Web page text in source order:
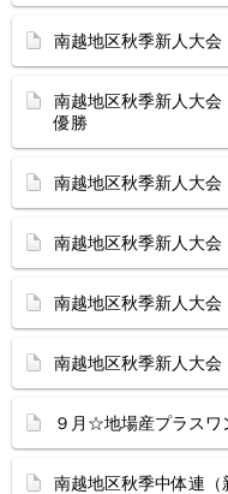
南越地区秋季新人大
南越地区秋季新人
優勝
南越地区秋季新人大
南越地区秋季新人大
南越地区秋季新人大
南越地区秋季新人大
９月☆地場産プラスワ
南越地区秋季中体連（